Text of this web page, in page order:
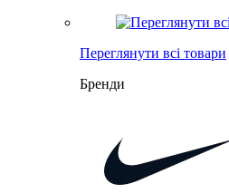
Переглянути всі товари
Бренди